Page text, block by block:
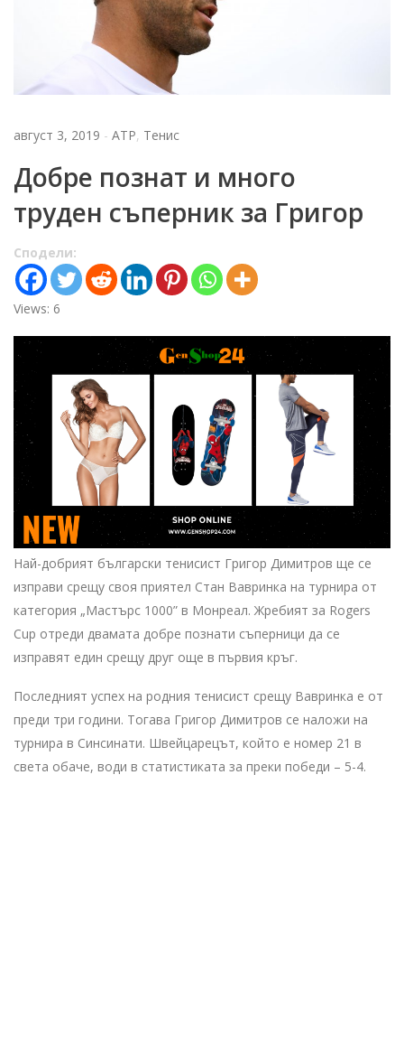
август 3, 2019 - АТР, Тенис
Добре познат и много
труден съперник за Григор
Сподели:
Views: 6
Най-добрият български тенисист Григор Димитров ще се
изправи срещу своя приятел Стан Вавринка на турнира от
категория „Мастърс 1000” в Монреал. Жребият за Rogers
Cup отреди двамата добре познати съперници да се
изправят един срещу друг още в първия кръг.
Последният успех на родния тенисист срещу Вавринка е от
преди три години. Тогава Григор Димитров се наложи на
турнира в Синсинати. Швейцарецът, който е номер 21 в
света обаче, води в статистиката за преки победи – 5-4.